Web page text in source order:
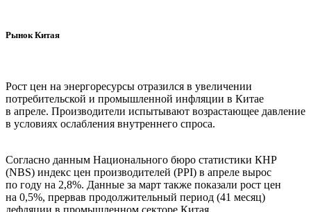
Рынок Китая
Рост цен на энергоресурсы отразился в увеличении
потребительской и промышленной инфляции в Китае
в апреле. Производители испытывают возрастающее давление
в условиях ослабления внутреннего спроса.
Согласно данным Национального бюро статистики КНР
(NBS) индекс цен производителей (PPI) в апреле вырос
по году на 2,8%. Данные за март также показали рост цен
на 0,5%, прервав продолжительный период (41 месяц)
дефляции в промышленном секторе Китая.